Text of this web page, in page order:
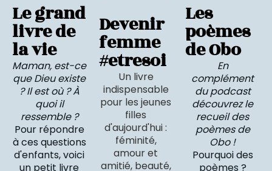
Le grand
livre de
la vie
Maman, est-ce
que Dieu existe
? Il est où ? À
quoi il
ressemble ?
Pour répondre
à ces questions
d'enfants, voici
un petit livre
Devenir
femme
#etresoi
Un livre
indispensable
pour les jeunes
filles
d'aujourd'hui :
féminité,
amour et
amitié, beauté,
Les
poèmes
de Obo
En
complément
du podcast
découvrez le
recueil des
poèmes de
Obo !
Pourquoi des
poèmes ?